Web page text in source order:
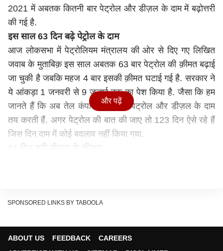
2021 में अबतक कितनी बार पेट्रोल और डीज़ल के दाम में बढ़ोत्तरी
की गई है.
इस साल 63 दिन बढ़े पेट्रोल के दाम
आज लोकसभा में पेट्रोलियम मंत्रालय की ओर से दिए गए लिखित
जवाब के मुताबिक़ इस साल अबतक 63 बार पेट्रोल की क़ीमत बढ़ाई
जा चुकी है जबकि महज 4 बार इसकी क़ीमत घटाई गई है. सरकार ने
ये आंकड़ा 1 जनवरी से 9 जुलाई तक का पेश किया है. जैसा कि हम
जानते हैं कि अब तेल कंपनियां रोज़ाना पेट्रोल और डीज़ल के दाम
तय करती हैं. अगर पेट्रोल की बात की जाए तो 123 दिन ऐसे रहे हैं
जिस दिन दाम में कोई बदलाव नहीं किया गया.
पिछले तीन सालों की बात करें तो 2018-19 के दौरान पेट्रोल की
और पढ़ें
SPONSORED LINKS BY TABOOLA
ABOUT US FEEDBACK
CAREERS